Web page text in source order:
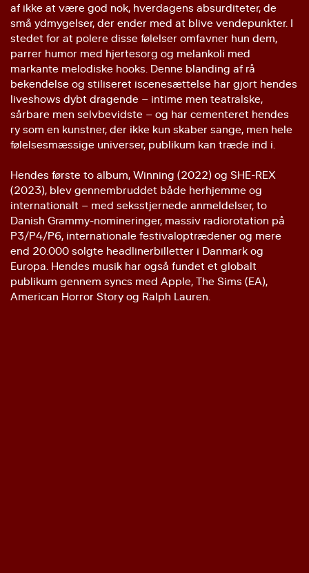
af ikke at være god nok, hverdagens absurditeter, de
små ydmygelser, der ender med at blive vendepunkter. I
stedet for at polere disse følelser omfavner hun dem,
parrer humor med hjertesorg og melankoli med
markante melodiske hooks. Denne blanding af rå
bekendelse og stiliseret iscenesættelse har gjort hendes
liveshows dybt dragende – intime men teatralske,
sårbare men selvbevidste – og har cementeret hendes
ry som en kunstner, der ikke kun skaber sange, men hele
følelsesmæssige universer, publikum kan træde ind i.
Hendes første to album, Winning (2022) og SHE-REX
(2023), blev gennembruddet både herhjemme og
internationalt – med seksstjernede anmeldelser, to
Danish Grammy-nomineringer, massiv radiorotation på
P3/P4/P6, internationale festivaloptrædener og mere
end 20.000 solgte headlinerbilletter i Danmark og
Europa. Hendes musik har også fundet et globalt
publikum gennem syncs med Apple, The Sims (EA),
American Horror Story og Ralph Lauren.